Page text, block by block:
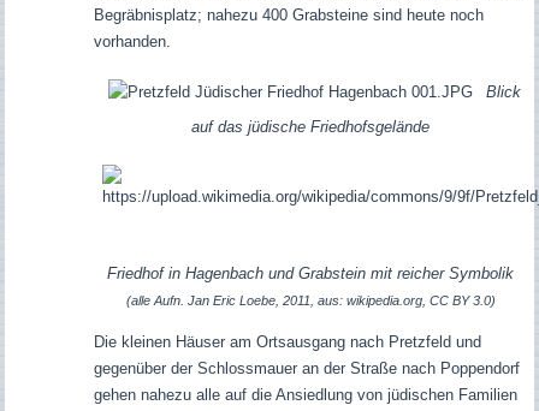
Begräbnisplatz; nahezu 400 Grabsteine sind heute noch
vorhanden.
Blick
auf das jüdische Friedhofsgelände
Friedhof in Hagenbach und Grabstein mit reicher Symbolik
(alle Aufn. Jan Eric Loebe, 2011, aus: wikipedia.org, CC BY 3.0)
Die kleinen Häuser am Ortsausgang nach Pretzfeld und
gegenüber der Schlossmauer an der Straße nach Poppendorf
gehen nahezu alle auf die Ansiedlung von jüdischen Familien